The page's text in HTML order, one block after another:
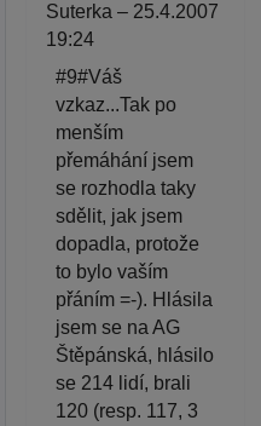
Suterka – 25.4.2007
19:24
#9#Váš
vzkaz...Tak po
menším
přemáhání jsem
se rozhodla taky
sdělit, jak jsem
dopadla, protože
to bylo vaším
přáním =-). Hlásila
jsem se na AG
Štěpánská, hlásilo
se 214 lidí, brali
120 (resp. 117, 3